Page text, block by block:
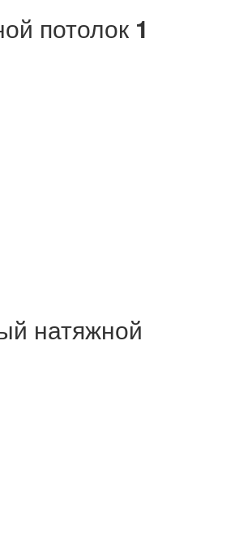
потолок 1
натяжной